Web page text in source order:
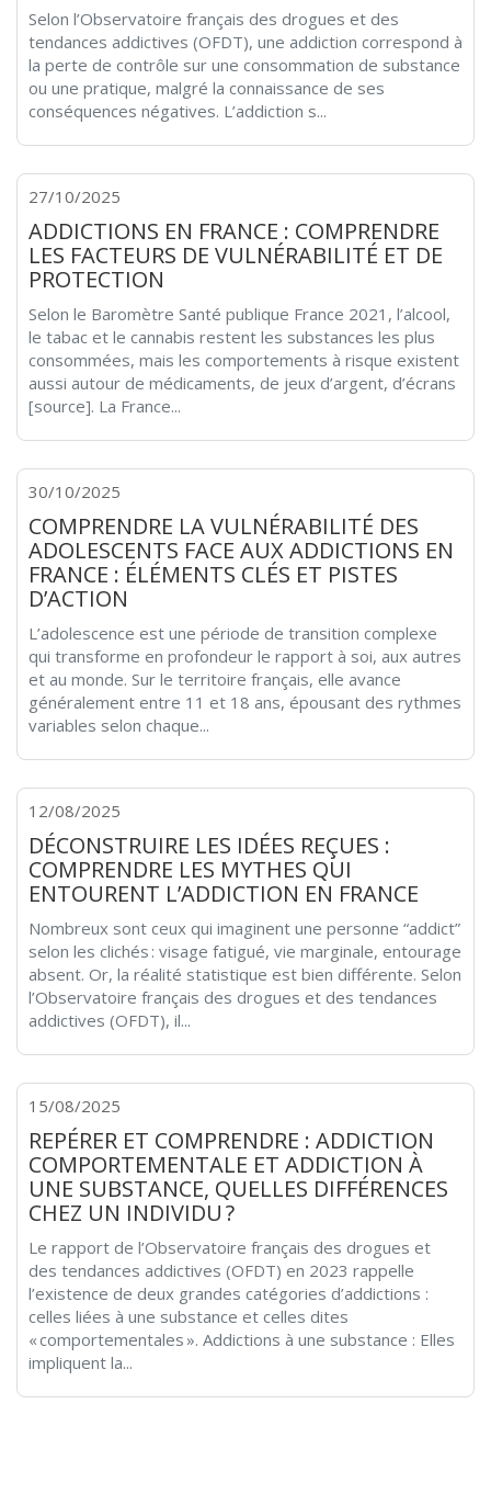
Selon l’Observatoire français des drogues et des
tendances addictives (OFDT), une addiction correspond à
la perte de contrôle sur une consommation de substance
ou une pratique, malgré la connaissance de ses
conséquences négatives. L’addiction s...
27/10/2025
ADDICTIONS EN FRANCE : COMPRENDRE
LES FACTEURS DE VULNÉRABILITÉ ET DE
PROTECTION
Selon le Baromètre Santé publique France 2021, l’alcool,
le tabac et le cannabis restent les substances les plus
consommées, mais les comportements à risque existent
aussi autour de médicaments, de jeux d’argent, d’écrans
[source]. La France...
30/10/2025
COMPRENDRE LA VULNÉRABILITÉ DES
ADOLESCENTS FACE AUX ADDICTIONS EN
FRANCE : ÉLÉMENTS CLÉS ET PISTES
D’ACTION
L’adolescence est une période de transition complexe
qui transforme en profondeur le rapport à soi, aux autres
et au monde. Sur le territoire français, elle avance
généralement entre 11 et 18 ans, épousant des rythmes
variables selon chaque...
12/08/2025
DÉCONSTRUIRE LES IDÉES REÇUES :
COMPRENDRE LES MYTHES QUI
ENTOURENT L’ADDICTION EN FRANCE
Nombreux sont ceux qui imaginent une personne “addict”
selon les clichés : visage fatigué, vie marginale, entourage
absent. Or, la réalité statistique est bien différente. Selon
l’Observatoire français des drogues et des tendances
addictives (OFDT), il...
15/08/2025
REPÉRER ET COMPRENDRE : ADDICTION
COMPORTEMENTALE ET ADDICTION À
UNE SUBSTANCE, QUELLES DIFFÉRENCES
CHEZ UN INDIVIDU ?
Le rapport de l’Observatoire français des drogues et
des tendances addictives (OFDT) en 2023 rappelle
l’existence de deux grandes catégories d’addictions :
celles liées à une substance et celles dites
« comportementales ». Addictions à une substance : Elles
impliquent la...